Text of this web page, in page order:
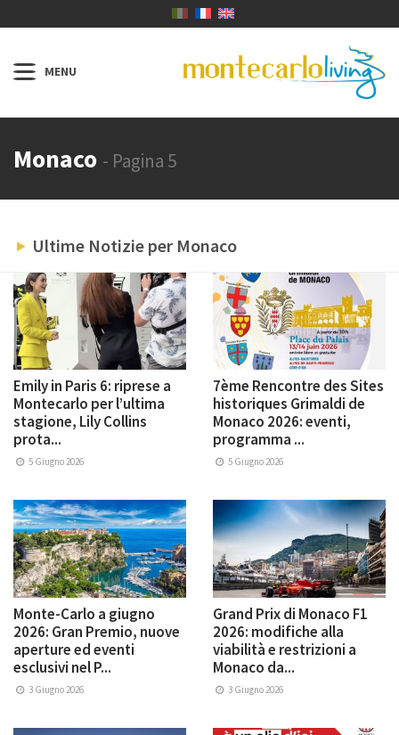
Monaco - Pagina 5
Ultime Notizie per Monaco
Emily in Paris 6: riprese a
Montecarlo per l’ultima
stagione, Lily Collins
prota...
5 Giugno 2026
7ème Rencontre des Sites
historiques Grimaldi de
Monaco 2026: eventi,
programma ...
5 Giugno 2026
Monte-Carlo a giugno
2026: Gran Premio, nuove
aperture ed eventi
esclusivi nel P...
3 Giugno 2026
Grand Prix di Monaco F1
2026: modifiche alla
viabilità e restrizioni a
Monaco da...
3 Giugno 2026